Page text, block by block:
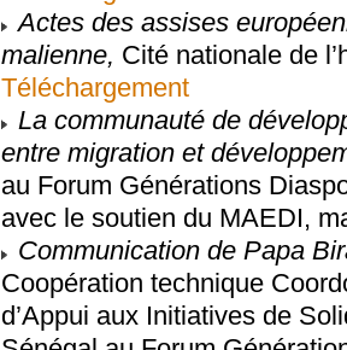
Actes des assises
malienne, Cité nationale de
Téléchargement
La communauté de
entre migration et
au Forum Générations
avec le soutien du MAEDI,
Communication de Papa
Coopération technique
d’Appui aux Initiatives de